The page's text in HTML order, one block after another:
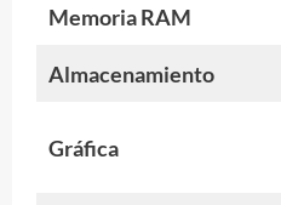
Memoria RAM
Almacenamiento
Gráfica